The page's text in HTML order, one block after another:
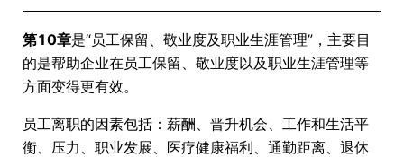
第10章是“员工保留、敬业度及职业生涯管理”，主要目
的是帮助企业在员工保留、敬业度以及职业生涯管理等
方面变得更有效。
员工离职的因素包括：薪酬、晋升机会、工作和生活平
衡、压力、职业发展、医疗健康福利、通勤距离、退休